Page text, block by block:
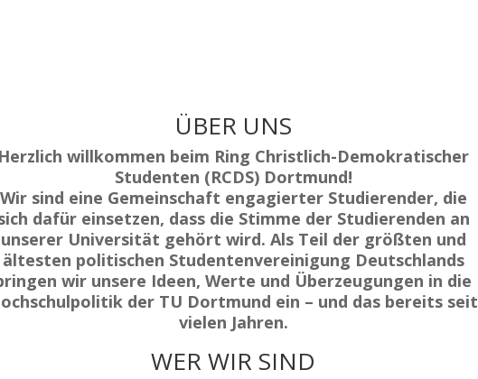
ÜBER UNS
willkommen beim Ring Christlich-Demokratischer
Studenten (RCDS) Dortmund!
Wir sind eine Gemeinschaft engagierter Studierender, die
dafür einsetzen, dass die Stimme der Studierenden an
unserer Universität gehört wird. Als Teil der größten und
ältesten politischen Studentenvereinigung Deutschlands
wir unsere Ideen, Werte und Überzeugungen in die
der TU Dortmund ein – und das bereits seit
vielen Jahren.
WER WIR SIND